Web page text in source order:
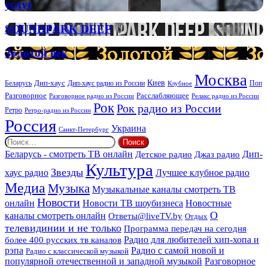
и
организации
ритуальных
услуг
SOUNDPARK
DEEP
SOUNDPARK DEEP
Золотой
век
Золотой век
Беларусь Дип-хаус Дип-хаус радио из России Киев Клубное Москва Поп
Разговорное Разговорное радио из России Расслабляющее Релакс радио из России
Ретро Ретро-радио из России РокРок радио из России
Россия Санкт-Петербург Украина
Найти:
Беларусь - смотреть ТВ онлайн Детское радио Джаз радио Дип-
хаус радио Звезды Культура Лучшее клубное радио
Медиа Музыка Музыкальные каналы смотреть ТВ
онлайн Новости Новости ТВ шоубизнеса Новостные
каналы смотреть онлайн Ответы@liveTV.by Отдых О
телевидинии и не только Программа передач на сегодня
более 400 русских тв каналов Радио для любителей хип-хопа и
рэпа Радио с классической музыкой Радио с самой новой и
популярной отечественной и западной музыкой Разговорное